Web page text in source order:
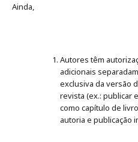
Ainda,
Autores têm
adicionais
exclusiva da versão
revista (ex.: publicar
como capítulo de
autoria e publicação